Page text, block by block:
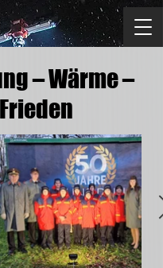
– Wärme –
Frieden